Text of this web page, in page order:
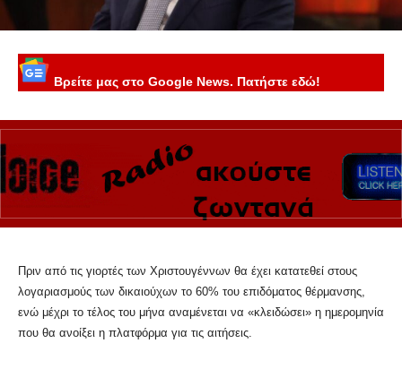
Βρείτε μας στο Google News. Πατήστε εδώ!
Πριν από τις γιορτές των Χριστουγέννων θα έχει κατατεθεί στους
λογαριασμούς των δικαιούχων το 60% του επιδόματος θέρμανσης,
ενώ μέχρι το τέλος του μήνα αναμένεται να «κλειδώσει» η ημερομηνία
που θα ανοίξει η πλατφόρμα για τις αιτήσεις.